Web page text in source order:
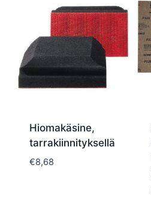
Hiomakäsine,
tarrakiinnityksellä
€8,68